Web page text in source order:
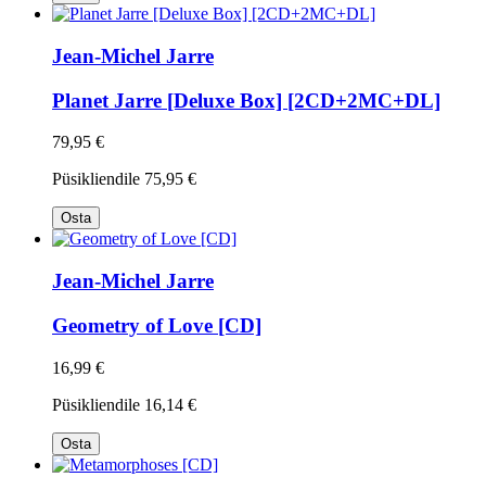
Jean-Michel Jarre
Planet Jarre [Deluxe Box] [2CD+2MC+DL]
79,95 €
Püsikliendile 75,95 €
Osta
Jean-Michel Jarre
Geometry of Love [CD]
16,99 €
Püsikliendile 16,14 €
Osta